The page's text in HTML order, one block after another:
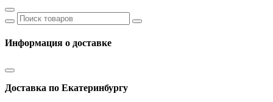
Информация о доставке
Доставка по Екатеринбургу